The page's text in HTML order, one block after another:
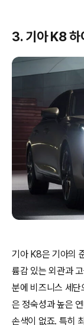
3. 기아 K8
기아 K8은 기아의
륨감 있는 외관과
분에 비즈니스 세
은 정숙성과 높은
손색이 없죠. 특히